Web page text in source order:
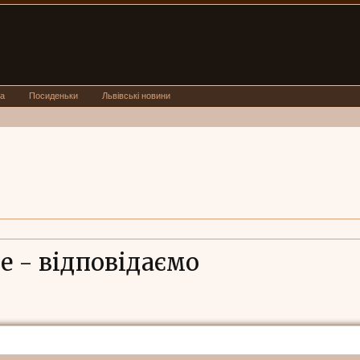
- відповідаємо
Посиденьки Львівські новини